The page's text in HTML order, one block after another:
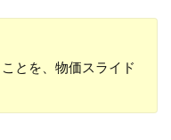
とを、物価スライド